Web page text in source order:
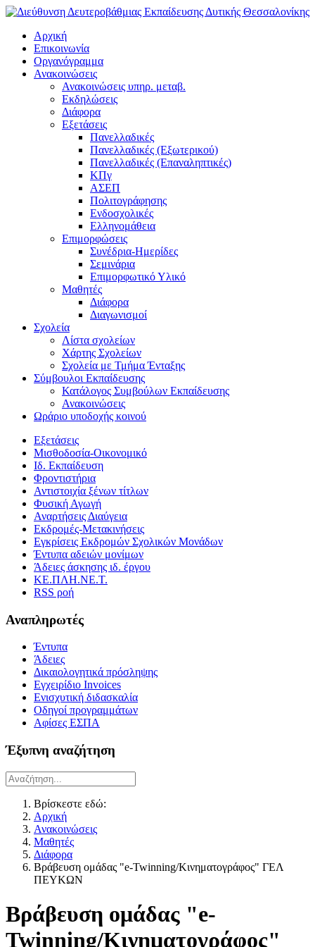
Αρχική
Επικοινωνία
Οργανόγραμμα
Ανακοινώσεις
Ανακοινώσεις υπηρ. μεταβ.
Εκδηλώσεις
Διάφορα
Εξετάσεις
Πανελλαδικές
Πανελλαδικές (Εξωτερικού)
Πανελλαδικές (Επαναληπτικές)
ΚΠγ
ΑΣΕΠ
Πολιτογράφησης
Ενδοσχολικές
Ελληνομάθεια
Επιμορφώσεις
Συνέδρια-Ημερίδες
Σεμινάρια
Επιμορφωτικό Υλικό
Μαθητές
Διάφορα
Διαγωνισμοί
Σχολεία
Λίστα σχολείων
Χάρτης Σχολείων
Σχολεία με Τμήμα Ένταξης
Σύμβουλοι Εκπαίδευσης
Κατάλογος Συμβούλων Εκπαίδευσης
Ανακοινώσεις
Ωράριο υποδοχής κοινού
Εξετάσεις
Μισθοδοσία-Οικονομικό
Ιδ. Εκπαίδευση
Φροντιστήρια
Αντιστοιχία ξένων τίτλων
Φυσική Αγωγή
Αναρτήσεις Διαύγεια
Εκδρομές-Μετακινήσεις
Εγκρίσεις Εκδρομών Σχολικών Μονάδων
Έντυπα αδειών μονίμων
Άδειες άσκησης ιδ. έργου
ΚΕ.ΠΛΗ.ΝΕ.Τ.
RSS ροή
Αναπληρωτές
Έντυπα
Άδειες
Δικαιολογητικά πρόσληψης
Εγχειρίδιο Invoices
Ενισχυτική διδασκαλία
Οδηγοί προγραμμάτων
Αφίσες ΕΣΠΑ
Έξυπνη αναζήτηση
Βρίσκεστε εδώ:
Αρχική
Ανακοινώσεις
Μαθητές
Διάφορα
Βράβευση ομάδας "e-Twinning/Κινηματογράφος" ΓΕΛ
ΠΕΥΚΩΝ
Βράβευση ομάδας "e-
Twinning/Κινηματογράφος"